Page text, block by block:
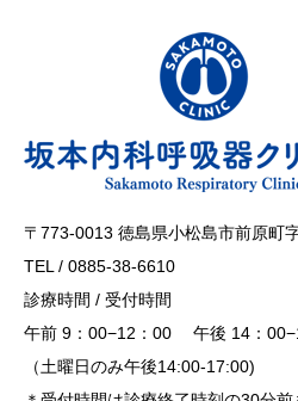
〒773-0013 徳島県小松島市前原町
TEL / 0885-38-6610
診療時間 / 受付時間
午前 9：00−12：00 午後 14：
（土曜日のみ午後14:00-17:00)